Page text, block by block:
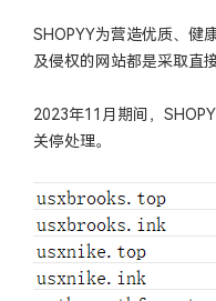
SHOPYY为营造优质、健
及侵权的网站都是采取直
2023年11月期间，
关停处理。